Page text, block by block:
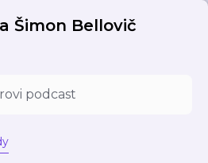
Šimon Bellovič